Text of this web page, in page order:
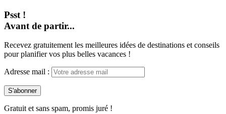
Psst !
Avant de partir...
Recevez gratuitement les meilleures idées de destinations et conseils
pour planifier vos plus belles vacances !
Adresse mail :
Gratuit et sans spam, promis juré !